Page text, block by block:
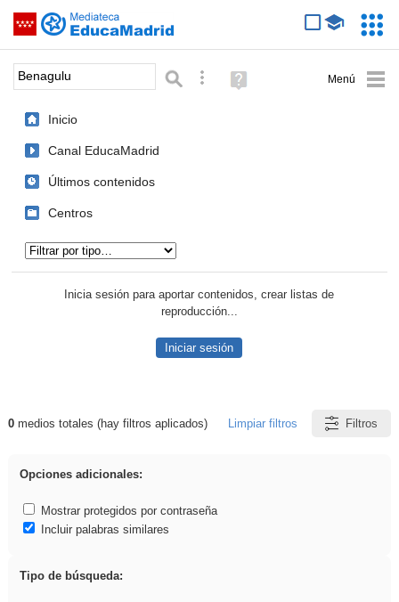
Saltar navegación
Palabra o frase: Búsqueda avanzada
Ayuda
(en
Inicio
Canal EducaMadrid
Últimos contenidos
Centros
Inicia sesión para aportar contenidos, crear listas de
reproducción...
Iniciar sesión
Resultados de: Benagulu
0medios totales (hay filtros aplicados) Limpiar filtros Filtros
Opciones adicionales:
Mostrar protegidos por contraseña
Incluir palabras similares
Tipo de búsqueda: